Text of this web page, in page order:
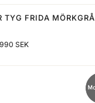
TYG FRIDA MÖRKGRÅ
SEK